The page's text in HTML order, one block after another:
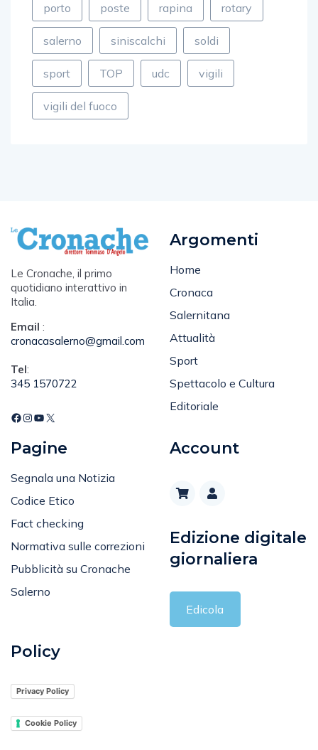
porto poste rapina rotary
salerno siniscalchi soldi
sport TOP udc vigili
vigili del fuoco
Le Cronache, il primo
quotidiano interattivo in
Italia.
Email :
cronacasalerno@gmail.com
Tel:
345 1570722
Argomenti
Home
Cronaca
Salernitana
Attualità
Sport
Spettacolo e Cultura
Editoriale
Pagine
Segnala una Notizia
Codice Etico
Fact checking
Normativa sulle correzioni
Pubblicità su Cronache
Salerno
Account
Edizione digitale
giornaliera
Edicola
Policy
Privacy Policy
Cookie Policy